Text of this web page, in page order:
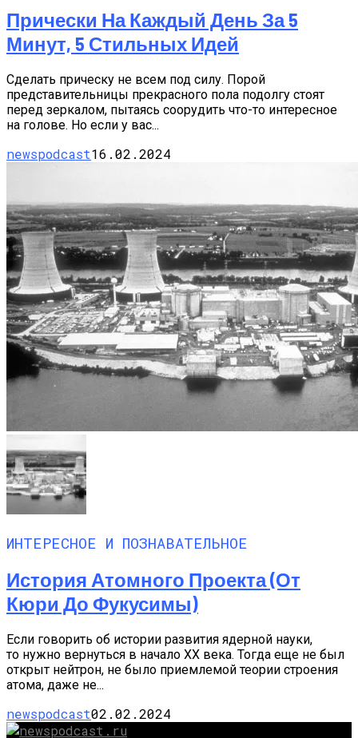
Прически На Каждый День За 5
Минут, 5 Стильных Идей
Сделать прическу не всем под силу. Порой
представительницы прекрасного пола подолгу стоят
перед зеркалом, пытаясь соорудить что-то интересное
на голове. Но если у вас...
newspodcast16.02.2024
ИНТЕРЕСНОЕ И ПОЗНАВАТЕЛЬНОЕ
История Атомного Проекта (от
Кюри До Фукусимы)
Если говорить об истории развития ядерной науки,
то нужно вернуться в начало XX века. Тогда еще не был
открыт нейтрон, не было приемлемой теории строения
атома, даже не...
newspodcast02.02.2024